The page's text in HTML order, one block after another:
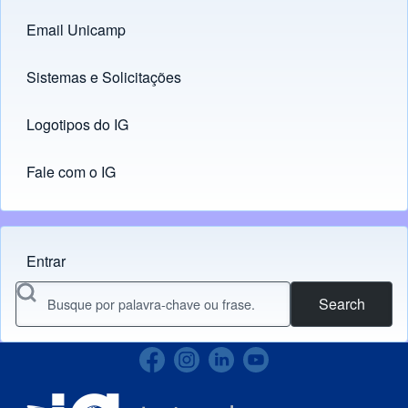
Links
Email Unicamp
(opens in new tab)
Sistemas e Solicitações
(opens in new tab)
Logotipos do IG
(opens in new tab)
Fale com o IG
Menu do usuário
Entrar
Search